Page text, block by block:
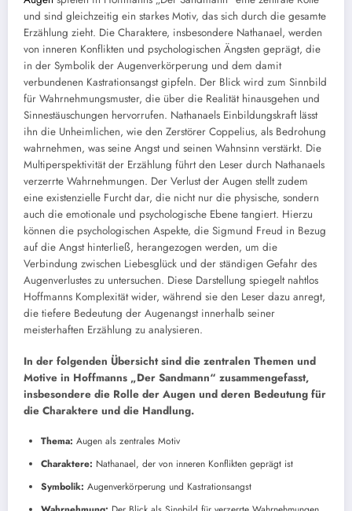
und sind gleichzeitig ein starkes Motiv, das sich durch die gesamte
Erzählung zieht. Die Charaktere, insbesondere Nathanael, werden
von inneren Konflikten und psychologischen Ängsten geprägt, die
in der Symbolik der Augenverkörperung und dem damit
verbundenen Kastrationsangst gipfeln. Der Blick wird zum Sinnbild
für Wahrnehmungsmuster, die über die Realität hinausgehen und
Sinnestäuschungen hervorrufen. Nathanaels Einbildungskraft lässt
ihn die Unheimlichen, wie den Zerstörer Coppelius, als Bedrohung
wahrnehmen, was seine Angst und seinen Wahnsinn verstärkt. Die
Multiperspektivität der Erzählung führt den Leser durch Nathanaels
verzerrte Wahrnehmungen. Der Verlust der Augen stellt zudem
eine existenzielle Furcht dar, die nicht nur die physische, sondern
auch die emotionale und psychologische Ebene tangiert. Hierzu
können die psychologischen Aspekte, die Sigmund Freud in Bezug
auf die Angst hinterließ, herangezogen werden, um die
Verbindung zwischen Liebesglück und der ständigen Gefahr des
Augenverlustes zu untersuchen. Diese Darstellung spiegelt nahtlos
Hoffmanns Komplexität wider, während sie den Leser dazu anregt,
die tiefere Bedeutung der Augenangst innerhalb seiner
meisterhaften Erzählung zu analysieren.
In der folgenden Übersicht sind die zentralen Themen und
Motive in Hoffmanns „Der Sandmann“ zusammengefasst,
insbesondere die Rolle der Augen und deren Bedeutung für
die Charaktere und die Handlung.
Thema: Augen als zentrales Motiv
Charaktere: Nathanael, der von inneren Konflikten geprägt ist
Symbolik: Augenverkörperung und Kastrationsangst